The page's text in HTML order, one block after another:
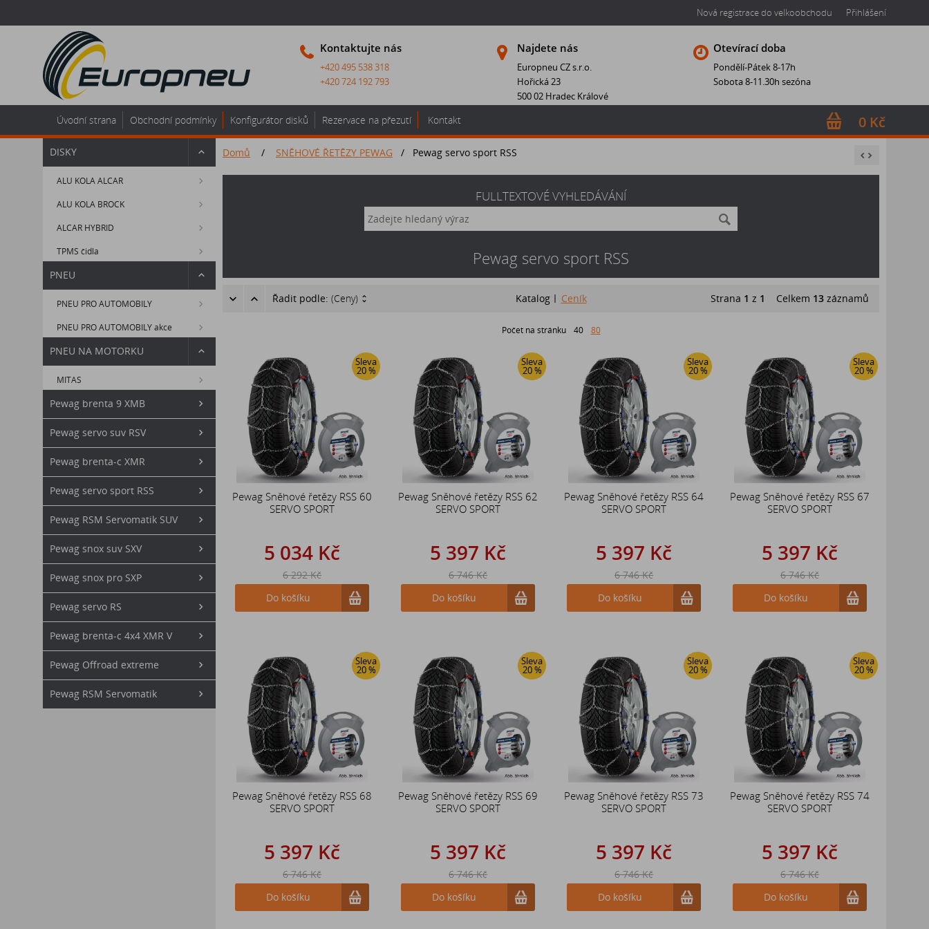
Nová registrace do velkoobchodu Přihlášení
Kontaktujte nás
+420 495 538 318
+420 724 192 793
Najdete nás
Europneu CZ s.r.o.
Hořická 23
500 02 Hradec Králové
Otevírací doba
Pondělí-Pátek 8-17h
Sobota 8-11.30h sezóna
0 Kč
Úvodní strana Obchodní podmínky Konfigurátor disků Rezervace na přezutí Kontakt
DISKY
ALU KOLA ALCAR
ALU KOLA BROCK
ALCAR HYBRID
TPMS čidla
PNEU
PNEU PRO AUTOMOBILY
PNEU PRO AUTOMOBILY akce
PNEU NA MOTORKU
MITAS
Pewag brenta 9 XMB
Pewag servo suv RSV
Pewag brenta-c XMR
Pewag servo sport RSS
Pewag RSM Servomatik SUV
Pewag snox suv SXV
Pewag snox pro SXP
Pewag servo RS
Pewag brenta-c 4x4 XMR V
Pewag Offroad extreme
Pewag RSM Servomatik
Domů / SNĚHOVÉ ŘETĚZY PEWAG / Pewag servo sport RSS
FULLTEXTOVÉ VYHLEDÁVÁNÍ
Pewag servo sport RSS
Řadit podle: (Ceny) Katalog Ceník Strana 1 z 1 Celkem 13 záznamů
Počet na stránku 40 80
Sleva
20 %
Pewag Sněhové řetězy RSS 60
SERVO SPORT
5 034 Kč
6 292 Kč
Do košíku
Sleva
20 %
Pewag Sněhové řetězy RSS 62
SERVO SPORT
5 397 Kč
6 746 Kč
Do košíku
Sleva
20 %
Pewag Sněhové řetězy RSS 64
SERVO SPORT
5 397 Kč
6 746 Kč
Do košíku
Sleva
20 %
Pewag Sněhové řetězy RSS 67
SERVO SPORT
5 397 Kč
6 746 Kč
Do košíku
Sleva
20 %
Pewag Sněhové řetězy RSS 68
SERVO SPORT
5 397 Kč
6 746 Kč
Do košíku
Sleva
20 %
Pewag Sněhové řetězy RSS 69
SERVO SPORT
5 397 Kč
6 746 Kč
Do košíku
Sleva
20 %
Pewag Sněhové řetězy RSS 73
SERVO SPORT
5 397 Kč
6 746 Kč
Do košíku
Sleva
20 %
Pewag Sněhové řetězy RSS 74
SERVO SPORT
5 397 Kč
6 746 Kč
Do košíku